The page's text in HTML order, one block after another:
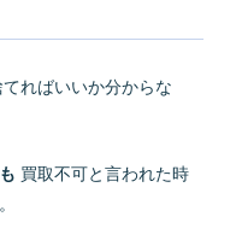
ればいいか分からな
買取不可と言われた時